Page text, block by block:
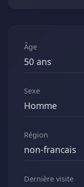
Âge
50 ans
Sexe
Homme
Région
non-francais
Dernière visite